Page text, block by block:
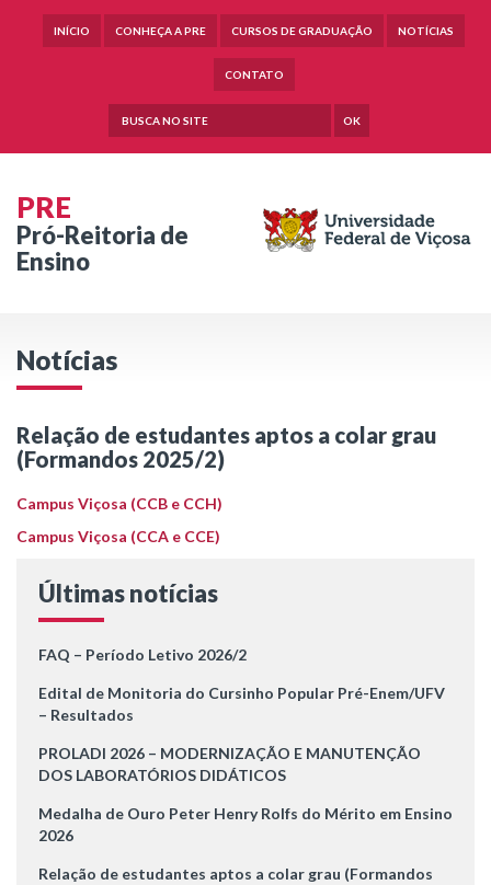
INÍCIO CONHEÇA A PRE CURSOS DE GRADUAÇÃO NOTÍCIAS
CONTATO
OK
PRE
Pró-Reitoria de
Ensino
Notícias
Relação de estudantes aptos a colar grau
(Formandos 2025/2)
Campus Viçosa (CCB e CCH)
Campus Viçosa (CCA e CCE)
Últimas notícias
FAQ – Período Letivo 2026/2
Edital de Monitoria do Cursinho Popular Pré-Enem/UFV
– Resultados
PROLADI 2026 – MODERNIZAÇÃO E MANUTENÇÃO
DOS LABORATÓRIOS DIDÁTICOS
Medalha de Ouro Peter Henry Rolfs do Mérito em Ensino
2026
Relação de estudantes aptos a colar grau (Formandos